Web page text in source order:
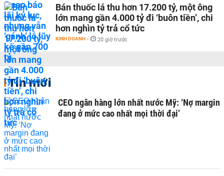
Bán thuốc lá thu hơn 17.200 tỷ, một ông
lớn mang gần 4.000 tỷ đi ‘buôn tiền’, chi
hơn nghìn tỷ trả cổ tức
KINH DOANH - 20 giờ trước
Tin mới
CEO ngân hàng lớn nhất nước Mỹ: ‘Nợ margin
đang ở mức cao nhất mọi thời đại’